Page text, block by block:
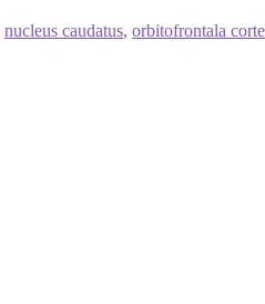
nucleus caudatus, orbitofrontala